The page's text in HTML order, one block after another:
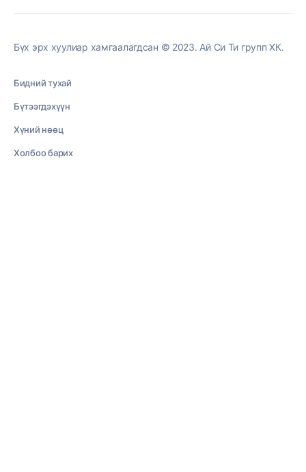
Бүх эрх хуулиар хамгаалагдсан © 2023. Ай Си Ти групп ХК.
Бидний тухай
Бүтээгдэхүүн
Хүний нөөц
Холбоо барих